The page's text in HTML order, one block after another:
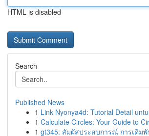
HTML is disabled
Search
Published News
1 Link Nyonya4d: Tutorial Detail
1 Calculate Circles: Your Guide to
1 gt345: สัมผัสประสบการณ์ การเดิม